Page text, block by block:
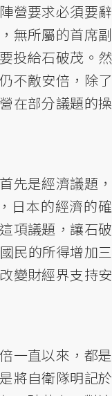
營要求必須要辭
無所屬的首席副
投給石破茂。然
不敵安倍，除了
在部分議題的操
先是經濟議題，
日本的經濟的確
項議題，讓石破
民的所得增加三
變財經界支持安
一直以來，都是
將自衛隊明記於